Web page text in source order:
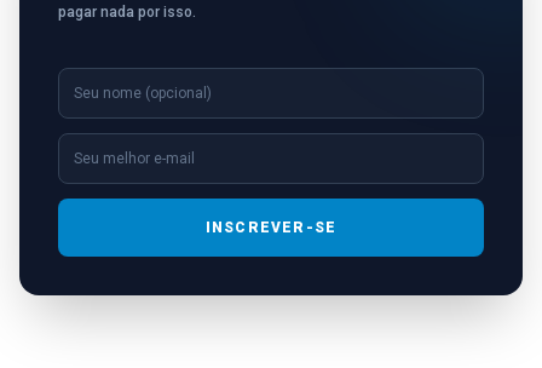
pagar nada por isso.
INSCREVER-SE